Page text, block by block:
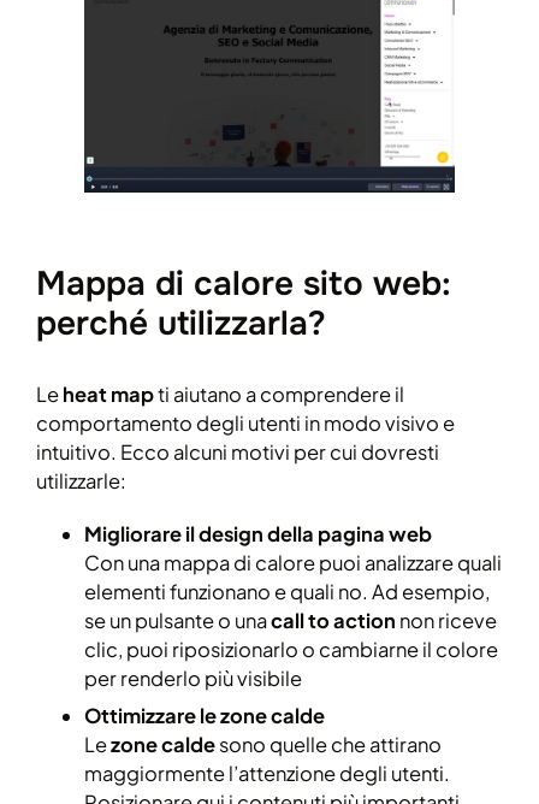
Mappa di calore sito web:
perché utilizzarla?
Leheat mapti aiutano a comprendere il
comportamento degli utenti in modo visivo e
intuitivo. Ecco alcuni motivi per cui dovresti
utilizzarle:
Migliorare il design della pagina web
Con una mappa di calore puoi analizzare quali
elementi funzionano e quali no. Ad esempio,
se un pulsante o unacall to action non riceve
clic, puoi riposizionarlo o cambiarne il colore
per renderlo più visibile
Ottimizzare le zone calde
Lezone caldesono quelle che attirano
maggiormente l’attenzione degli utenti.